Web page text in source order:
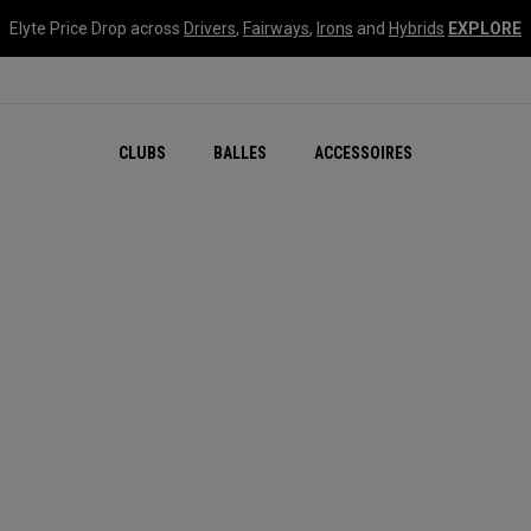
Elyte Price Drop across Drivers, Fairways, Irons and Hybrids EXPLORE
CLUBS BALLES ACCESSOIRES